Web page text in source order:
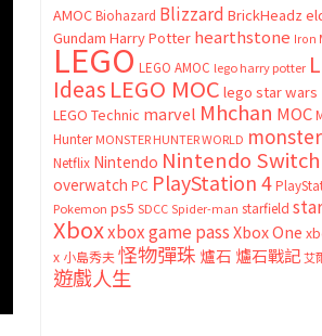
AMOC Biohazard Blizzard BrickHeadz
Gundam Harry Potter hearthstone Iron
LEGO LEGO AMOC lego harry potter
Ideas LEGO MOC lego star wars
LEGO Technic marvel Mhchan MOC
Hunter MONSTER HUNTER WORLD
Netflix Nintendo Nintendo Switch
overwatch PC PlayStation 4
Pokemon ps5 SDCC Spider-man starfield
Xboxxbox game passXbox One
x 小島秀夫怪物彈珠 爐石 爐石戰記艾
遊戲人生